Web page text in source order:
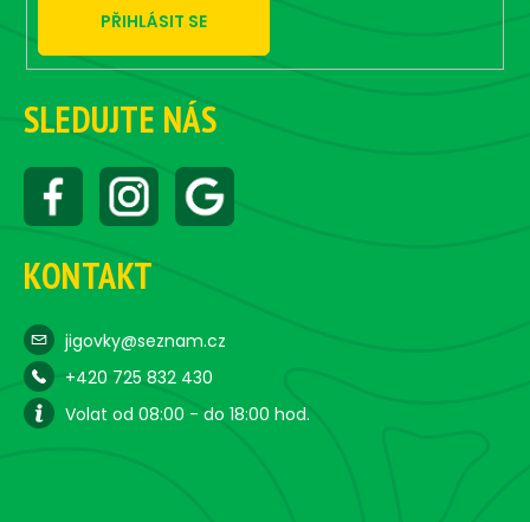
PŘIHLÁSIT SE
SLEDUJTE NÁS
KONTAKT
jigovky@seznam.cz
+420 725 832 430
Volat od 08:00 - do 18:00 hod.